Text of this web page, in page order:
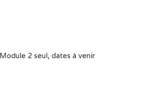
Module 2 seul, dates à venir